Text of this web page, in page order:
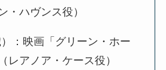
・ハヴンス役）
：映画「グリーン・ホー
レアノア・ケース役）